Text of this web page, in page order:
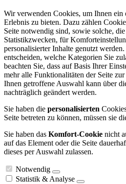
Wir verwenden Cookies, um Ihnen ein
Erlebnis zu bieten. Dazu zählen
Seite notwendig sind, sowie solche,
Statistikzwecken, für
personalisierter Inhalte genutzt
entscheiden, welche Kategorien Sie
beachten Sie, dass auf Basis Ihrer
mehr alle Funktionalitäten der Seite
Ihnen getroffene Auswahl kann über
nachträglich geändert werden.
Sie haben die personalisierten
Seite betreten zu können, müssen sie
Sie haben das Komfort-Cookie nicht
auf das Element oder die Seite
dieses per Auswahl zulassen.
Notwendig
Statistik & Analyse